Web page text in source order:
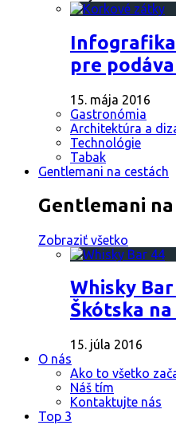
pre
15. mája 2016
Gastronómia
Architektúra a
Technológie
Tabak
Gentlemani na cestách
Gentlemani
Zobraziť všetko
Whisky
Škótska
15. júla 2016
O nás
Ako to všetko
Náš tím
Kontaktujte nás
Top 3